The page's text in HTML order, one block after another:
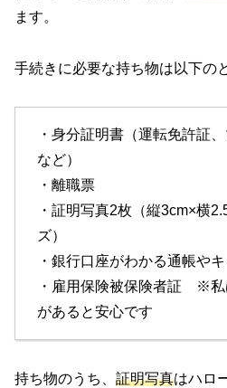
ます。
手続きに必要な持ち物は以下の
・身分証明書（運転免許証
など）
・離職票
・証明写真2枚（縦3cm×横
ズ）
・銀行口座がわかる通帳や
・雇用保険被保険者証 ※私
があると安心です
持ち物のうち、 証明写真はハロ